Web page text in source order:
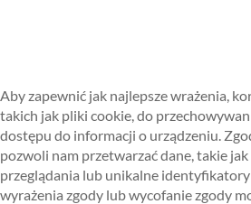
Aby zapewnić jak najlepsze wrażenia,
takich jak pliki cookie, do
dostępu do informacji o urządzeniu.
pozwoli nam przetwarzać dane, takie
przeglądania lub unikalne
wyrażenia zgody lub wycofanie zgody